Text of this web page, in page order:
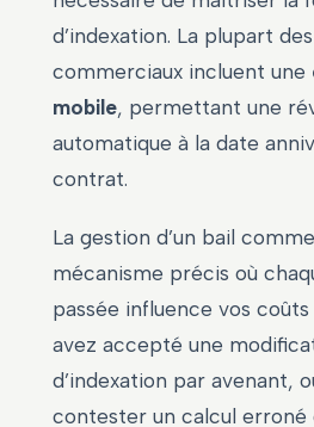
d’indexation. La plupart
commerciaux incluent une
mobile, permettant une
automatique à la date
contrat.
La gestion d’un bail
mécanisme précis où
passée influence vos coûts
avez accepté une
d’indexation par avenant,
contester un calcul erroné